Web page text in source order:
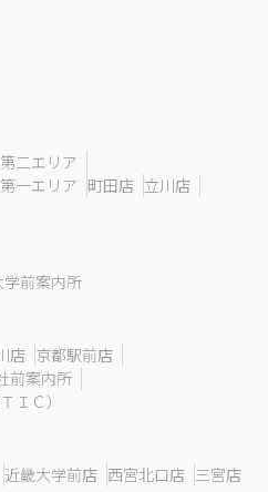
二エリア
一エリア 町田店 立川店
学前案内所
店 京都駅前店
前案内所
ＩＣ）
近畿大学前店 西宮北口店 三宮店